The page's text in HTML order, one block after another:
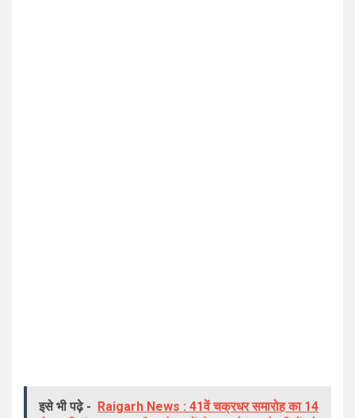
इसे भी पढ़े -
Raigarh News : 41वें चक्रधर समारोह का 14